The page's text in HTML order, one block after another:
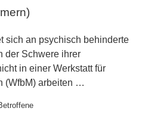
sich an psychisch behinderte
der Schwere ihrer
in einer Werkstatt für
(WfbM) arbeiten …